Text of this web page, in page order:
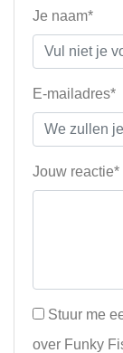
Je naam*
E-mailadres*
Jouw reactie*
Stuur me
over Funky